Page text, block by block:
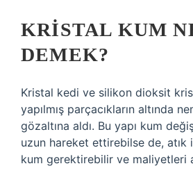
KRISTAL KUM
DEMEK?
Kristal kedi ve silikon dioksit
yapılmış parçacıkların altında
gözaltına aldı. Bu yapı kum
uzun hareket ettirebilse de, atık
kum gerektirebilir ve maliyetleri